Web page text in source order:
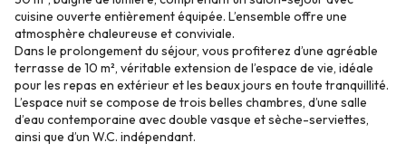
cuisine ouverte entièrement équipée. L’ensemble offre une
atmosphère chaleureuse et conviviale.
Dans le prolongement du séjour, vous profiterez d’une agréable
terrasse de 10 m², véritable extension de l’espace de vie, idéale
pour les repas en extérieur et les beaux jours en toute tranquillité.
L’espace nuit se compose de trois belles chambres, d’une salle
d’eau contemporaine avec double vasque et sèche-serviettes,
ainsi que d’un W.C. indépendant.